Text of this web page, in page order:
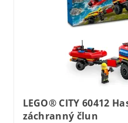
LEGO® CITY 60412
záchranný člun